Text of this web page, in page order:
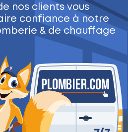
nos clientsvous
confiance à notre
& de chauffage